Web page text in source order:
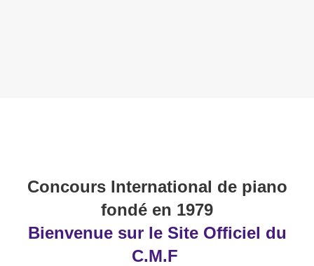
Concours International de piano
fondé en 1979
Bienvenue sur le Site Officiel du
C.M.F